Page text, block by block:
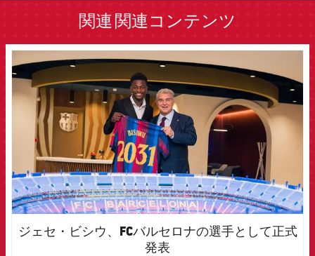
関連 関連コンテンツ
FCB Barcelona badge
ジェセ・ビシウ、FCバルセロナの選手として正式
発表